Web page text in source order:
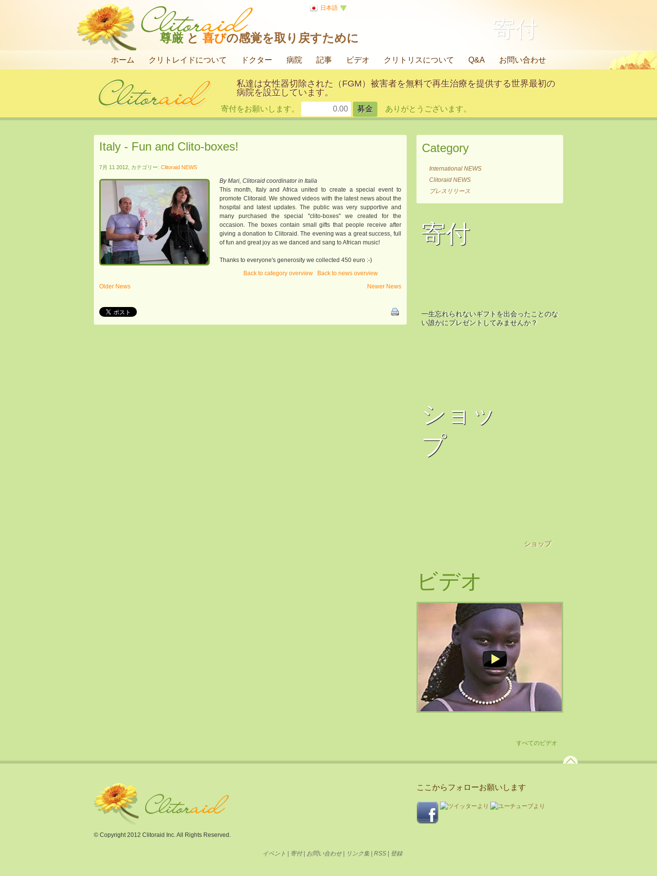
日本語
尊厳 と 喜びの感覚を取り戻すために 寄付
ホーム クリトレイドについて ドクター 病院 記事 ビデオ クリトリスについて Q&A お問い合わせ
私達は女性器切除された（FGM）被害者を無料で再生治療を提供する世界最初の
病院を設立しています。
寄付をお願いします。 ありがとうございます。
Italy - Fun and Clito-boxes!
7月 11 2012, カテゴリー: Clitoraid NEWS
By Mari, Clitoraid coordinator in Italia
This month, Italy and Africa united to create a special event to
promote Clitoraid. We showed videos with the latest news about the
hospital and latest updates. The public was very supportive and
many purchased the special "clito-boxes" we created for the
occasion. The boxes contain small gifts that people receive after
giving a donation to Clitoraid. The evening was a great success, full
of fun and great joy as we danced and sang to African music!
Thanks to everyone's generosity we collected 450 euro :-)
Back to category overview
Back to news overview
Older News
Newer News
Category
International NEWS
Clitoraid NEWS
プレスリリース
寄付
一生忘れられないギフトを出会ったことのな
い誰かにプレゼントしてみませんか？
ショッ
プ
ショップ
ビデオ
すべてのビデオ
© Copyright 2012 Clitoraid Inc. All Rights Reserved.
ここからフォローお願いします
イベント 寄付| お問い合わせ| リンク集| RSS| 登録